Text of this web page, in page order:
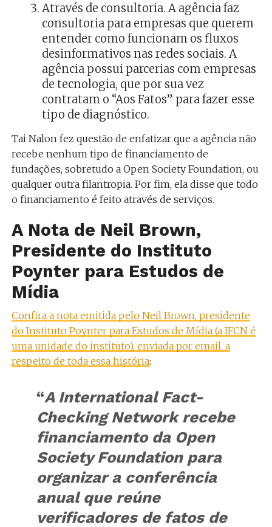
Através de consultoria. A agência faz
consultoria para empresas que querem
entender como funcionam os fluxos
desinformativos nas redes sociais. A
agência possui parcerias com empresas
de tecnologia, que por sua vez
contratam o “Aos Fatos” para fazer esse
tipo de diagnóstico.
Tai Nalon fez questão de enfatizar que a agência não
recebe nenhum tipo de financiamento de
fundações, sobretudo a Open Society Foundation, ou
qualquer outra filantropia. Por fim, ela disse que todo
o financiamento é feito através de serviços.
A Nota de Neil Brown,
Presidente do Instituto
Poynter para Estudos de
Mídia
Confira a nota emitida pelo Neil Brown, presidente
do Instituto Poynter para Estudos de Mídia (a IFCN é
uma unidade do instituto), enviada por email, a
respeito de toda essa história:
“A International Fact-
Checking Network recebe
financiamento da Open
Society Foundation para
organizar a conferência
anual que reúne
verificadores de fatos de